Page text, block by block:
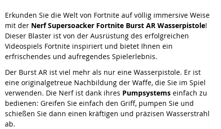
Erkunden Sie die Welt von Fortnite auf völlig immersive Weise
mit der Nerf Supersoacker Fortnite Burst AR Wasserpistole!
Dieser Blaster ist von der Ausrüstung des erfolgreichen
Videospiels Fortnite inspiriert und bietet Ihnen ein
erfrischendes und aufregendes Spielerlebnis.
Der Burst AR ist viel mehr als nur eine Wasserpistole. Er ist
eine originalgetreue Nachbildung der Waffe, die Sie im Spiel
verwenden. Die Nerf ist dank ihres Pumpsystems einfach zu
bedienen: Greifen Sie einfach den Griff, pumpen Sie und
schießen Sie dann einen kräftigen und präzisen Wasserstrahl
ab.